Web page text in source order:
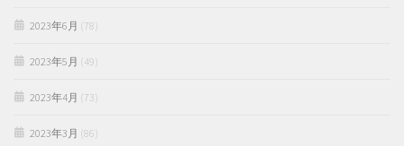
2023年6月 (78)
2023年5月 (49)
2023年4月 (73)
2023年3月 (86)